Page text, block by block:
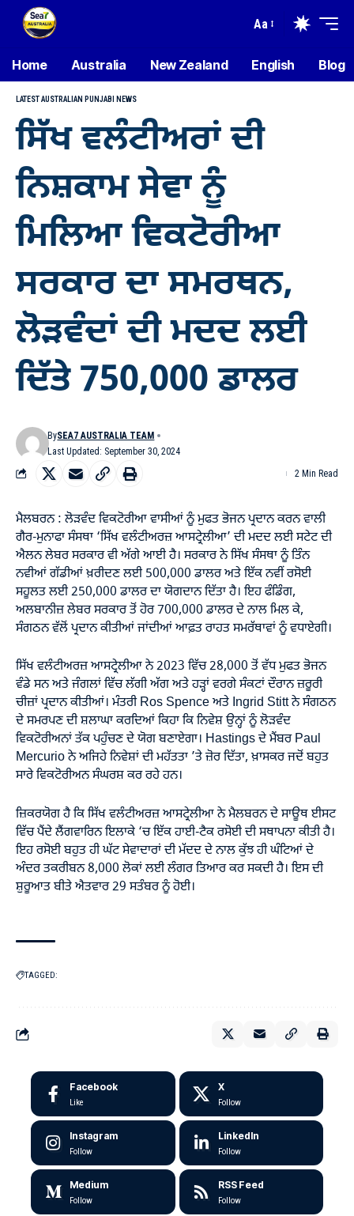
Aa
Home Australia New Zealand English Blog
LATEST AUSTRALIAN PUNJABI NEWS
ਸਿੱਖ ਵਲੰਟੀਅਰਾਂ ਦੀ
ਨਿਸ਼ਕਾਮ ਸੇਵਾ ਨੂੰ
ਮਿਲਿਆ ਵਿਕਟੋਰੀਆ
ਸਰਕਾਰ ਦਾ ਸਮਰਥਨ,
ਲੋੜਵੰਦਾਂ ਦੀ ਮਦਦ ਲਈ
ਦਿੱਤੇ 750,000 ਡਾਲਰ
Last Updated: September 30, 2024
BySEA7 AUSTRALIA TEAM
2 Min Read
ਮੈਲਬਰਨ : ਲੋੜਵੰਦ ਵਿਕਟੋਰੀਆ ਵਾਸੀਆਂ ਨੂੰ ਮੁਫਤ ਭੋਜਨ ਪ੍ਰਦਾਨ ਕਰਨ ਵਾਲੀ
ਗੈਰ-ਮੁਨਾਫਾ ਸੰਸਥਾ ‘ਸਿੱਖ ਵਲੰਟੀਅਰਜ਼ ਆਸਟ੍ਰੇਲੀਆ’ ਦੀ ਮਦਦ ਲਈ ਸਟੇਟ ਦੀ
ਐਲਨ ਲੇਬਰ ਸਰਕਾਰ ਵੀ ਅੱਗੇ ਆਈ ਹੈ। ਸਰਕਾਰ ਨੇ ਸਿੱਖ ਸੰਸਥਾ ਨੂੰ ਤਿੰਨ
ਨਵੀਆਂ ਗੱਡੀਆਂ ਖ਼ਰੀਦਣ ਲਈ 500,000 ਡਾਲਰ ਅਤੇ ਇੱਕ ਨਵੀਂ ਰਸੋਈ
ਸਹੂਲਤ ਲਈ 250,000 ਡਾਲਰ ਦਾ ਯੋਗਦਾਨ ਦਿੱਤਾ ਹੈ। ਇਹ ਫੰਡਿੰਗ,
ਅਲਬਾਨੀਜ਼ ਲੇਬਰ ਸਰਕਾਰ ਤੋਂ ਹੋਰ 700,000 ਡਾਲਰ ਦੇ ਨਾਲ ਮਿਲ ਕੇ,
ਸੰਗਠਨ ਵੱਲੋਂ ਪ੍ਰਦਾਨ ਕੀਤੀਆਂ ਜਾਂਦੀਆਂ ਆਫ਼ਤ ਰਾਹਤ ਸਮਰੱਥਾਵਾਂ ਨੂੰ ਵਧਾਏਗੀ।
ਸਿੱਖ ਵਲੰਟੀਅਰਜ਼ ਆਸਟ੍ਰੇਲੀਆ ਨੇ 2023 ਵਿੱਚ 28,000 ਤੋਂ ਵੱਧ ਮੁਫਤ ਭੋਜਨ
ਵੰਡੇ ਸਨ ਅਤੇ ਜੰਗਲਾਂ ਵਿੱਚ ਲੱਗੀ ਅੱਗ ਅਤੇ ਹੜ੍ਹਾਂ ਵਰਗੇ ਸੰਕਟਾਂ ਦੌਰਾਨ ਜ਼ਰੂਰੀ
ਚੀਜ਼ਾਂ ਪ੍ਰਦਾਨ ਕੀਤੀਆਂ। ਮੰਤਰੀ Ros Spence ਅਤੇ Ingrid Stitt ਨੇ ਸੰਗਠਨ
ਦੇ ਸਮਰਪਣ ਦੀ ਸ਼ਲਾਘਾ ਕਰਦਿਆਂ ਕਿਹਾ ਕਿ ਨਿਵੇਸ਼ ਉਨ੍ਹਾਂ ਨੂੰ ਲੋੜਵੰਦ
ਵਿਕਟੋਰੀਅਨਾਂ ਤੱਕ ਪਹੁੰਚਣ ਦੇ ਯੋਗ ਬਣਾਏਗਾ। Hastings ਦੇ ਮੈਂਬਰ Paul
Mercurio ਨੇ ਅਜਿਹੇ ਨਿਵੇਸ਼ਾਂ ਦੀ ਮਹੱਤਤਾ ’ਤੇ ਜ਼ੋਰ ਦਿੱਤਾ, ਖ਼ਾਸਕਰ ਜਦੋਂ ਬਹੁਤ
ਸਾਰੇ ਵਿਕਟੋਰੀਅਨ ਸੰਘਰਸ਼ ਕਰ ਰਹੇ ਹਨ।
ਜ਼ਿਕਰਯੋਗ ਹੈ ਕਿ ਸਿੱਖ ਵਲੰਟੀਅਰਜ਼ ਆਸਟ੍ਰੇਲੀਆ ਨੇ ਮੈਲਬਰਨ ਦੇ ਸਾਊਥ ਈਸਟ
ਵਿੱਚ ਪੈਂਦੇ ਲੈਂਗਵਾਰਿਨ ਇਲਾਕੇ ‘ਚ ਇੱਕ ਹਾਈ-ਟੈਕ ਰਸੋਈ ਦੀ ਸਥਾਪਨਾ ਕੀਤੀ ਹੈ।
ਇਹ ਰਸੋਈ ਬਹੁਤ ਹੀ ਘੱਟ ਸੇਵਾਦਾਰਾਂ ਦੀ ਮੱਦਦ ਦੇ ਨਾਲ ਕੁੱਝ ਹੀ ਘੰਟਿਆਂ ਦੇ
ਅੰਦਰ ਤਕਰੀਬਨ 8,000 ਲੋਕਾਂ ਲਈ ਲੰਗਰ ਤਿਆਰ ਕਰ ਸਕਦੀ ਹੈ। ਇਸ ਦੀ
ਸ਼ੁਰੂਆਤ ਬੀਤੇ ਐਤਵਾਰ 29 ਸਤੰਬਰ ਨੂੰ ਹੋਈ।
TAGGED:
Facebook
Like
X
Follow
Instagram
Follow
LinkedIn
Follow
Medium
Follow
RSS Feed
Follow